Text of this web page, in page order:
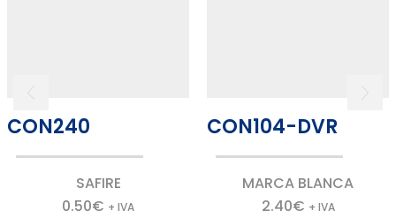
CON240
SAFIRE
0.50€ + IVA
CON104-DVR
MARCA BLANCA
2.40€ + IVA